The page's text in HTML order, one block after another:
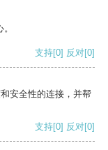
支持[0] 反对[0]
安全性的连接，并帮
支持[0] 反对[0]